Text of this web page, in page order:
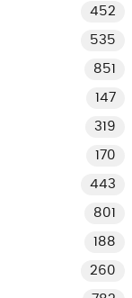
452
535
851
147
319
170
443
801
188
260